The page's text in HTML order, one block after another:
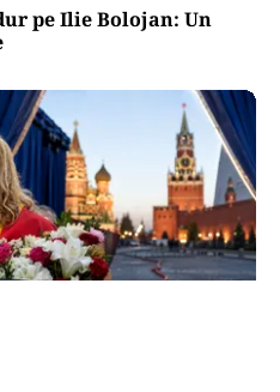
pe Ilie Bolojan: Un